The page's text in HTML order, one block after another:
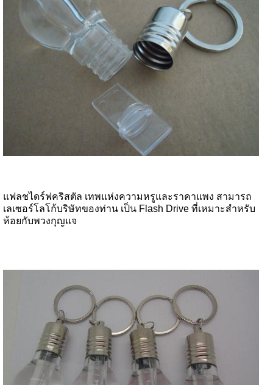
แฟลชไดร์ฟคริสตัล เทพแห่งความหรูและราคาแพง สามารถ
เลเซอร์โลโก้บริษัทของท่าน เป็น Flash Drive ที่เหมาะสำหรับ
ห้อยกับพวงกุญแจ